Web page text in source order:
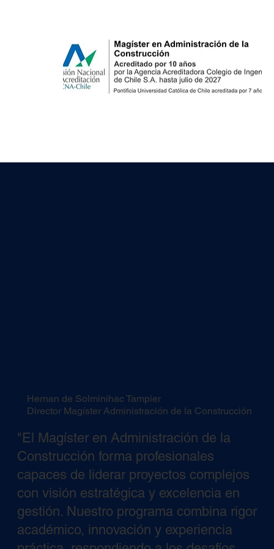
"El Magíster en Administración de la
Construcción forma profesionales
capaces de liderar proyectos complejos
con visión estratégica y excelencia en
gestión. Nuestro programa combina rigor
académico, innovación y experiencia
Hernan de Solminihac Tampier
Director Magíster Administración de la Construcción